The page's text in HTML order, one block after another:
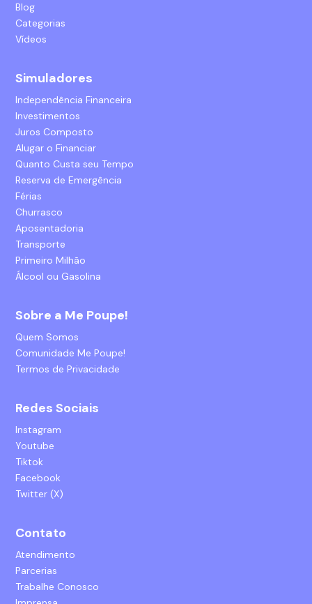
Blog
Categorias
Vídeos
Simuladores
Independência Financeira
Investimentos
Juros Composto
Alugar o Financiar
Quanto Custa seu Tempo
Reserva de Emergência
Férias
Churrasco
Aposentadoria
Transporte
Primeiro Milhão
Álcool ou Gasolina
Sobre a Me Poupe!
Quem Somos
Comunidade Me Poupe!
Termos de Privacidade
Redes Sociais
Instagram
Youtube
Tiktok
Facebook
Twitter (X)
Contato
Atendimento
Parcerias
Trabalhe Conosco